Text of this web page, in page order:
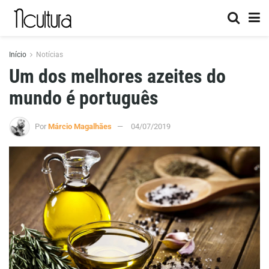
Início Notícias
Um dos melhores azeites do
mundo é português
Por Márcio Magalhães 04/07/2019